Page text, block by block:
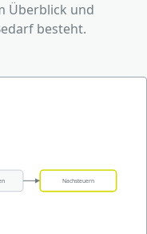
Überblick und
besteht.
Nachsteuern